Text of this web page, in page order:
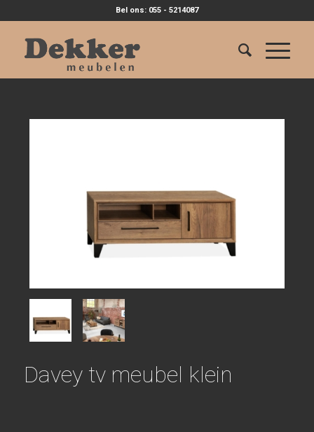
Bel ons: 055 - 5214087
Davey tv meubel klein